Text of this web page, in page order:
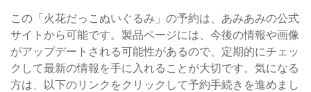
この「火花だっこぬいぐるみ」の予約は、あみあみの公式
サイトから可能です。製品ページには、今後の情報や画像
がアップデートされる可能性があるので、定期的にチェッ
クして最新の情報を手に入れることが大切です。気になる
方は、以下のリンクをクリックして予約手続きを進めまし